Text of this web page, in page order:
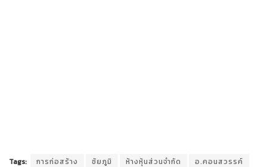
Tags: การก่อสร้าง ชัยภูมิ ห้างหุ้นส่วนจำกัด อ.คอนสวรรค์